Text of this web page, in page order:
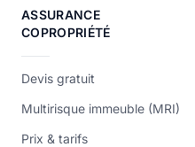
ASSURANCE
COPROPRIÉTÉ
Devis gratuit
Multirisque immeuble (MRI)
Prix & tarifs